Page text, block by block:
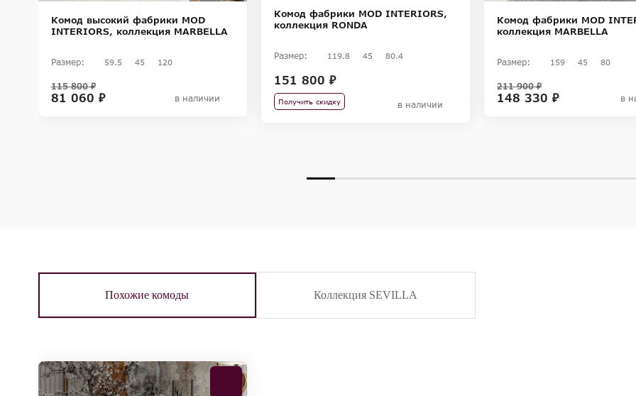
Комод высокий фабрики MOD
INTERIORS, коллекция MARBELLA
Размер: 59.5 45 120
81 060 ₽
115 800 ₽
в наличии
Комод фабрики MOD INTERIORS,
коллекция RONDA
Размер: 119.8 45 80.4
151 800 ₽
Получить скидку в наличии
Комод фабрики MOD
коллекция MARBELLA
Размер: 159 45 80
148 330 ₽
211 900 ₽
в
Похожие комоды Коллекция SEVILLA